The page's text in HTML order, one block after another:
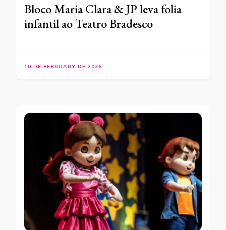
Bloco Maria Clara & JP leva folia
infantil ao Teatro Bradesco
10 DE FEBRUARY DE 2026